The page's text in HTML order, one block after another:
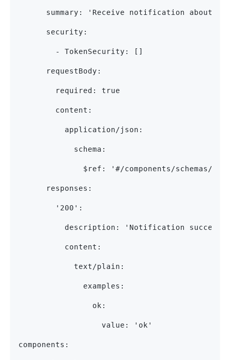
summary: 'Receive notification about a
      security:
        - TokenSecurity: []
      requestBody:
        required: true
        content:
          application/json:
            schema:
$ref: '#/components/schemas/
      responses:
        '200':
description: 'Notification
          content:
            text/plain:
              examples:
                ok:
                  value: 'ok'
components: